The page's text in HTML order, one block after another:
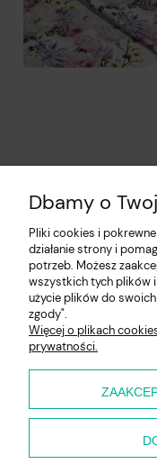
Pomoc
Moje konto
Płatności i dostawa
Dbamy o
Pliki cookies i
działanie strony i
potrzeb. Możesz
wszystkich tych plików
użycie plików do
zgody".
Więcej o plikach
prywatności.